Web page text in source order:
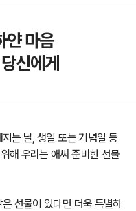
얀 마음
신에게
는 날, 생일 또는 기념일 등
해 우리는 애써 준비한 선물
선물이 있다면 더욱 특별하